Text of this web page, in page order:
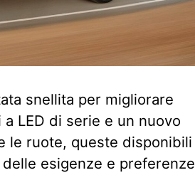
snellita per migliorare
LED di serie e un nuovo
le ruote, queste disponibili
esigenze e preferenze